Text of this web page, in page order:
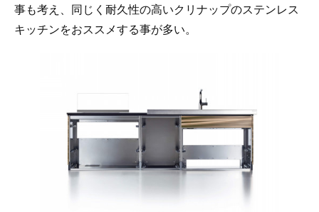
事も考え、同じく耐久性の高いクリナップのステンレス
キッチンをおススメする事が多い。